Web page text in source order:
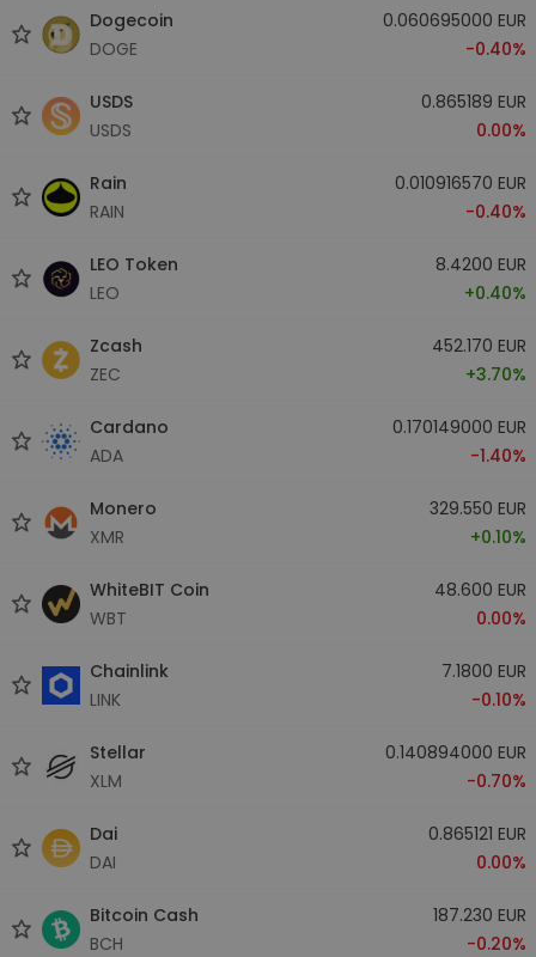
Dogecoin
DOGE
0.060695000 EUR
-0.40%
USDS
USDS
0.865189 EUR
0.00%
Rain
RAIN
0.010916570 EUR
-0.40%
LEO Token
LEO
8.4200 EUR
+0.40%
Zcash
ZEC
452.170 EUR
+3.70%
Cardano
ADA
0.170149000 EUR
-1.40%
Monero
XMR
329.550 EUR
+0.10%
WhiteBIT Coin
WBT
48.600 EUR
0.00%
Chainlink
LINK
7.1800 EUR
-0.10%
Stellar
XLM
0.140894000 EUR
-0.70%
Dai
DAI
0.865121 EUR
0.00%
Bitcoin Cash
BCH
187.230 EUR
-0.20%